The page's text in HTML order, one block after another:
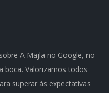
A Majla no Google, no
boca. Valorizamos todos
superar às expectativas